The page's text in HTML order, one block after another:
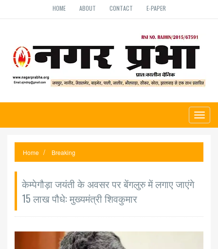
HOME ABOUT CONTACT E-PAPER
Home Breaking
केम्पेगौड़ा जयंती के अवसर पर बेंगलुरु में लगाए जाएंगे
15 लाख पौधे: मुख्यमंत्री शिवकुमार